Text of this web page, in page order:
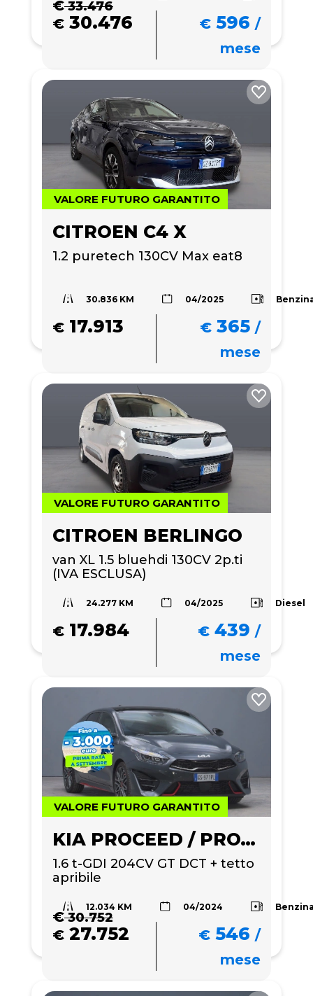
€33.476
€ 30.476 € 596 /
mese
VALORE FUTURO GARANTITO
CITROEN C4 X
1.2 puretech 130CV Max eat8
30.836 KM 04/2025
€ 17.913 € 365 /
mese
VALORE FUTURO GARANTITO
CITROEN BERLINGO
van XL 1.5 bluehdi 130CV 2p.ti
(IVA ESCLUSA)
24.277 KM 04/2025 Diesel
€ 17.984 € 439 /
mese
VALORE FUTURO GARANTITO
KIA PROCEED / PRO_CEE'D
1.6 t-GDI 204CV GT DCT + tetto
apribile
12.034 KM 04/2024
€30.752
€ 27.752 € 546 /
mese